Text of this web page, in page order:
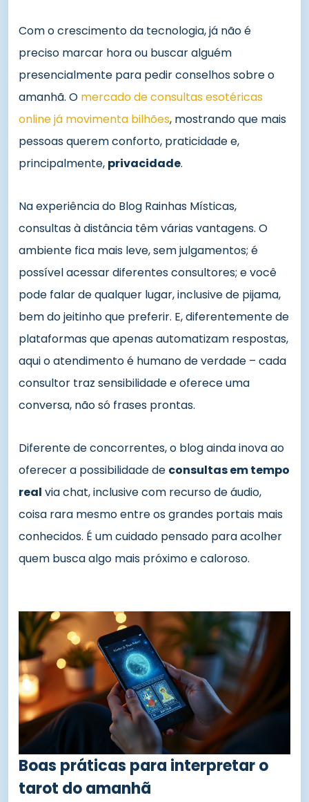
Com o crescimento da tecnologia, já não é
preciso marcar hora ou buscar alguém
presencialmente para pedir conselhos sobre o
amanhã. O mercado de consultas esotéricas
online já movimenta bilhões, mostrando que mais
pessoas querem conforto, praticidade e,
principalmente, privacidade.
Na experiência do Blog Rainhas Místicas,
consultas à distância têm várias vantagens. O
ambiente fica mais leve, sem julgamentos; é
possível acessar diferentes consultores; e você
pode falar de qualquer lugar, inclusive de pijama,
bem do jeitinho que preferir. E, diferentemente de
plataformas que apenas automatizam respostas,
aqui o atendimento é humano de verdade – cada
consultor traz sensibilidade e oferece uma
conversa, não só frases prontas.
Diferente de concorrentes, o blog ainda inova ao
oferecer a possibilidade de consultas em tempo
real via chat, inclusive com recurso de áudio,
coisa rara mesmo entre os grandes portais mais
conhecidos. É um cuidado pensado para acolher
quem busca algo mais próximo e caloroso.
Boas práticas para interpretar o
tarot do amanhã